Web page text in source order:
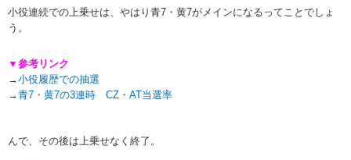
小役連続での上乗せは、やはり青7・黄7がメインになるってことでしょ
う。
▼参考リンク
→小役履歴での抽選
→青7・黄7の3連時 CZ・AT当選率
んで、その後は上乗せなく終了。